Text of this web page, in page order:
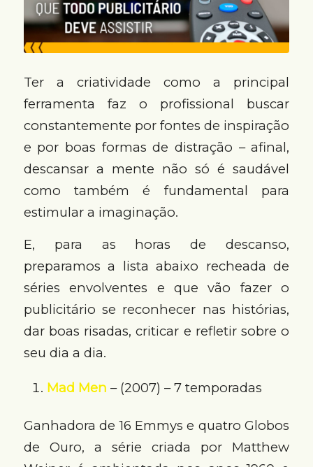
Ter a criatividade como a principal
ferramenta faz o profissional buscar
constantemente por fontes de inspiração
e por boas formas de distração – afinal,
descansar a mente não só é saudável
como também é fundamental para
estimular a imaginação.
E, para as horas de descanso,
preparamos a lista abaixo recheada de
séries envolventes e que vão fazer o
publicitário se reconhecer nas histórias,
dar boas risadas, criticar e refletir sobre o
seu dia a dia.
Mad Men – (2007) – 7 temporadas
Ganhadora de 16 Emmys e quatro Globos
de Ouro, a série criada por Matthew